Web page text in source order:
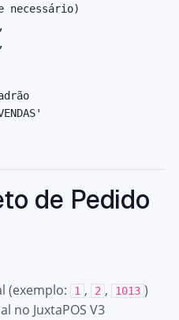
necessário)
,
,
de Pedido
(exemplo:
1 , 2 , 1013 )
no JuxtaPOS V3